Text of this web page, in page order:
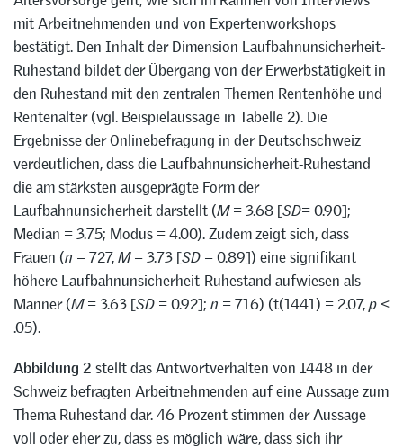
mit Arbeitnehmenden und von Expertenworkshops
bestätigt. Den Inhalt der Dimension Laufbahnunsicherheit-
Ruhestand bildet der Übergang von der Erwerbstätigkeit in
den Ruhestand mit den zentralen Themen Rentenhöhe und
Rentenalter (vgl. Beispielaussage in Tabelle 2). Die
Ergebnisse der Onlinebefragung in der Deutschschweiz
verdeutlichen, dass die Laufbahnunsicherheit-Ruhestand
die am stärksten ausgeprägte Form der
Laufbahnunsicherheit darstellt (M= 3.68 [SD= 0.90];
Median = 3.75; Modus = 4.00). Zudem zeigt sich, dass
Frauen (n = 727,M= 3.73 [SD = 0.89]) eine signifikant
höhere Laufbahnunsicherheit-Ruhestand aufwiesen als
Männer (M= 3.63 [SD = 0.92]; n = 716) (t(1441) = 2.07,p<
.05).
Abbildung 2 stellt das Antwortverhalten von 1448 in der
Schweiz befragten Arbeitnehmenden auf eine Aussage zum
Thema Ruhestand dar. 46 Prozent stimmen der Aussage
voll oder eher zu, dass es möglich wäre, dass sich ihr